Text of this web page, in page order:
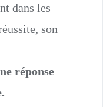
dans les
son
réponse